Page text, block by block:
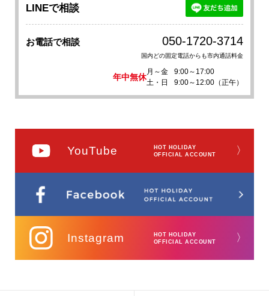
LINEで相談
お電話で相談 050-1720-3714
国内どの固定電話からも市内通話料金
年中無休
月～金
9:00～17:00
土・日
9:00～12:00（正午）
YouTube
HOT HOLIDAY
OFFICIAL ACCOUNT
〉
Instagram
HOT HOLIDAY
OFFICIAL ACCOUNT
〉